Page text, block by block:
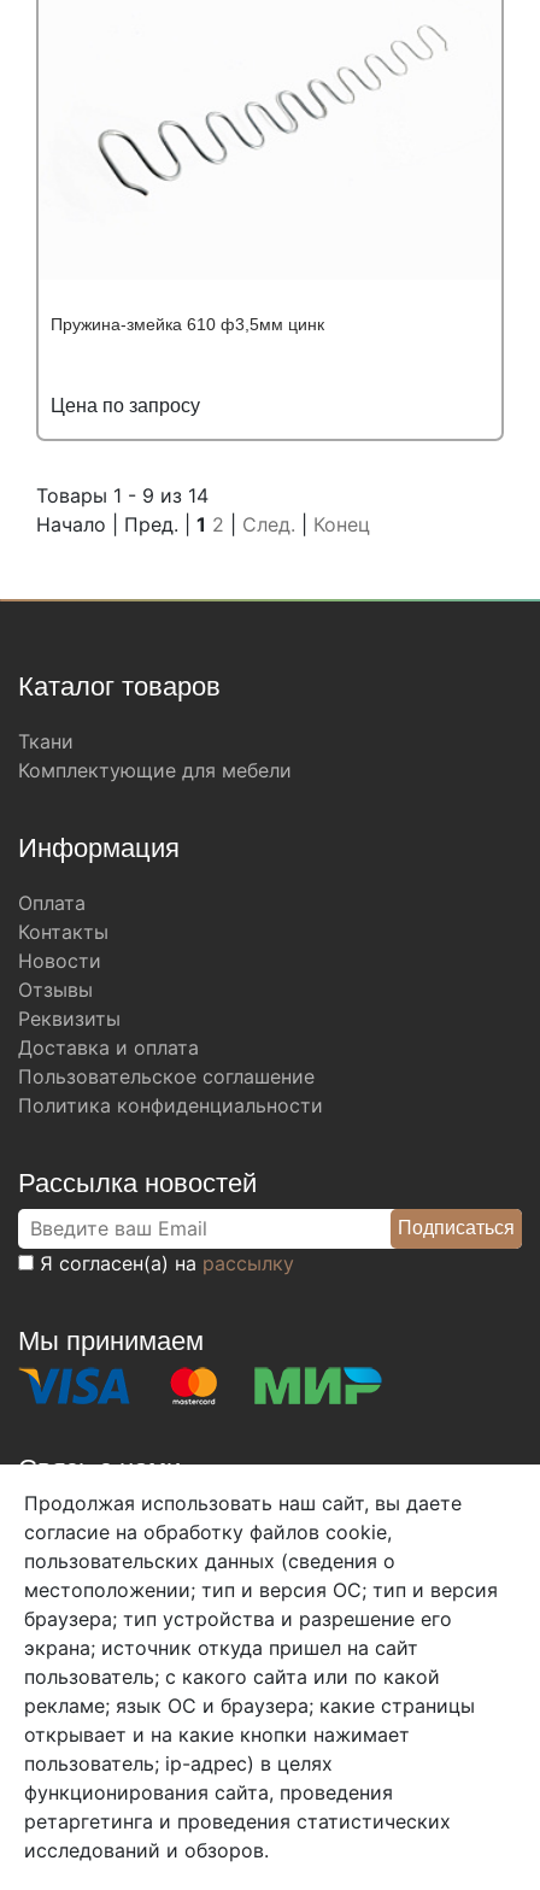
Пружина-змейка 610 ф3,5мм цинк
Цена по запросу
Товары 1 - 9 из 14
Начало | Пред. | 1 2 След. Конец
Каталог товаров
Ткани
Комплектующие для мебели
Информация
Оплата
Контакты
Новости
Отзывы
Реквизиты
Доставка и оплата
Пользовательское соглашение
Политика конфиденциальности
Рассылка новостей
Я согласен(а) на рассылку
Мы принимаем
Связь с нами
+7 (495) 933-38-08
info@arben-textile.ru- оптовые продажи
Арбен текстиль г. Щелково, пер.
1-й Советский д.25, владение 2.
Мы в соц. сетях
Продолжая использовать наш сайт, вы даете
согласие на обработку файлов cookie,
пользовательских данных (сведения о
местоположении; тип и версия ОС; тип и версия
браузера; тип устройства и разрешение его
экрана; источник откуда пришел на сайт
пользователь; с какого сайта или по какой
рекламе; язык ОС и браузера; какие страницы
открывает и на какие кнопки нажимает
пользователь; ip-адрес) в целях
функционирования сайта, проведения
ретаргетинга и проведения статистических
исследований и обзоров.